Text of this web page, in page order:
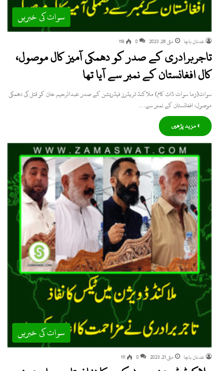
سوات کی خبریں
عدنان باچا مئی 26, 2023 0
119
تاجربرادری کے صدر کو دھمکی آمیز کال موصول،
کال افغانستان کے نمبر سے آیا تھا
سوات(زما سوات ڈاٹ کام) ملاکنڈ ٹریڈرز فیڈریشن کے صدر عبدالرحیم خان کو قتل کی دھمکی
موصول، افغانستان کے نمبر سے…
» مزید پڑھیں
سوات کی خبریں
عدنان باچا مئی 21, 2023 0
111